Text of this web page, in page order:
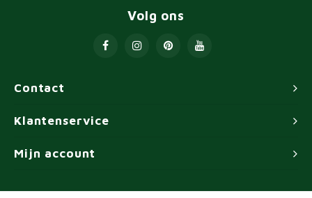
Contact
Volg ons
Klantenservice
Mijn account